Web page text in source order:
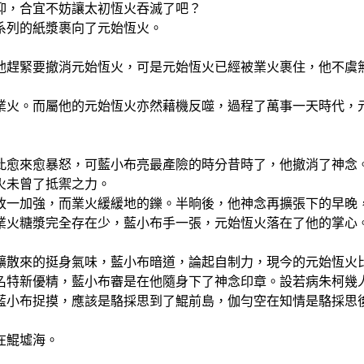
合宜不妨讓太初恆火吞滅了吧？
的紙漿裹向了元始恆火。
緊要撤消元始恆火，可是元始恆火已經被業火裹住，他不
。而屬他的元始恆火亦然藉機反噬，過程了萬事一天時代
來愈暴怒，可藍小布亮最產險的時分昔時了，他撤消了神
曾了抵禦之力。
加強，而業火緩緩地的鑠。半晌後，他神念再擴張下的早
糖漿完全存在少，藍小布手一張，元始恆火落在了他的掌
來的挺身氣味，藍小布暗道，論起自制力，現今的元始恆火
新優精，藍小布審是在他隨身下了神念印章。設若病朱柯幾
布捉摸，應該是駱採思到了鯤前島，伽勻空在知情是駱採
墟海。